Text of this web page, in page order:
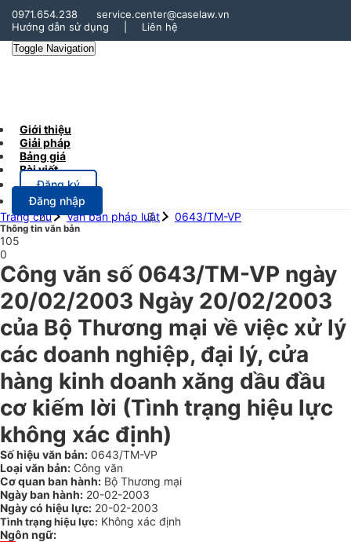
0971.654.238
service.center@caselaw.vn
Hướng dẫn sử dụng
Liên hệ
Toggle Navigation
Giới thiệu
Giải pháp
Bảng giá
Bài viết
Đăng ký
Đăng nhập
Trang chủ
Văn bản pháp luật 0643/TM-VP
Thông tin văn bản
105
0
Công văn số 0643/TM-VP ngày
20/02/2003 Ngày 20/02/2003
của Bộ Thương mại về việc xử lý
các doanh nghiệp, đại lý, cửa
hàng kinh doanh xăng dầu đầu
cơ kiếm lời (Tình trạng hiệu lực
không xác định)
Số hiệu văn bản: 0643/TM-VP
Loại văn bản: Công văn
Cơ quan ban hành: Bộ Thương mại
Ngày ban hành: 20-02-2003
Ngày có hiệu lực: 20-02-2003
Tình trạng hiệu lực: Không xác định
Ngôn ngữ: